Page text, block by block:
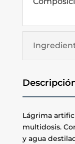
Lágrima
multidosis.
y agua